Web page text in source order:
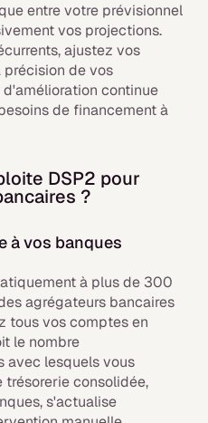
entre votre prévisionnel
vos projections.
ajustez vos
de vos
continue
de financement à
DSP2 pour
?
à vos banques
à plus de 300
agrégateurs bancaires
tous vos comptes en
le nombre
avec lesquels vous
consolidée,
s'actualise